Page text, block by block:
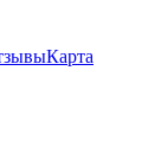
Карта